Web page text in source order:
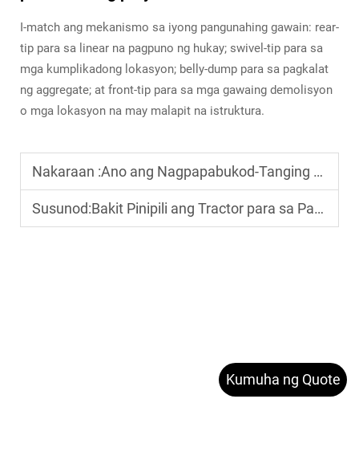
I-match ang mekanismo sa iyong pangunahing gawain: rear-
tip para sa linear na pagpuno ng hukay; swivel-tip para sa
mga kumplikadong lokasyon; belly-dump para sa pagkalat
ng aggregate; at front-tip para sa mga gawaing demolisyon
o mga lokasyon na may malapit na istruktura.
Nakaraan :Ano ang Nagpapabukod-Tanging Bahagi ng Tractor Head sa Mabigat na Paghahalo?
Susunod:Bakit Pinipili ang Tractor para sa Pagdadala ng Mabibigat na Trailer?
Kumuha ng Quote